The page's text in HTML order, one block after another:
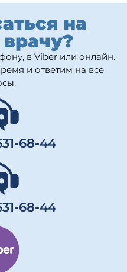
на
в Viber или онлайн.
и ответим на все
68-44
68-44